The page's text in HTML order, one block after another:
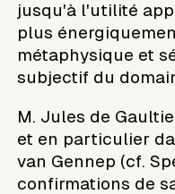
jusqu'à l'utilité
plus
métaphysique et
subjectif du
M. Jules de
et en particulier
van Gennep (cf.
confirmations de